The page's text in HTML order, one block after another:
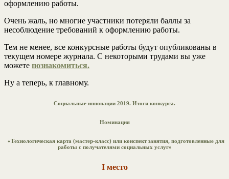
оформлению работы.
Очень жаль, но многие участники потеряли баллы за
несоблюдение требований к оформлению работы.
Тем не менее, все конкурсные работы будут опубликованы в
текущем номере журнала. С некоторыми трудами вы уже
можете познакомиться.
Ну а теперь, к главному.
Социальные инновации 2019. Итоги конкурса.
Номинация
«Технологическая карта (мастер-класс) или конспект занятия, подготовленные для
работы с получателями социальных услуг»
I место